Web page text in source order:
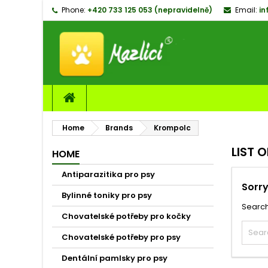
Phone: +420 733 125 053 (nepravidelně) Email:
Home Brands Krompolc
HOME
Antiparazitika pro psy
Bylinné toniky pro psy
Chovatelské potřeby pro kočky
Chovatelské potřeby pro psy
Dentální pamlsky pro psy
LIST